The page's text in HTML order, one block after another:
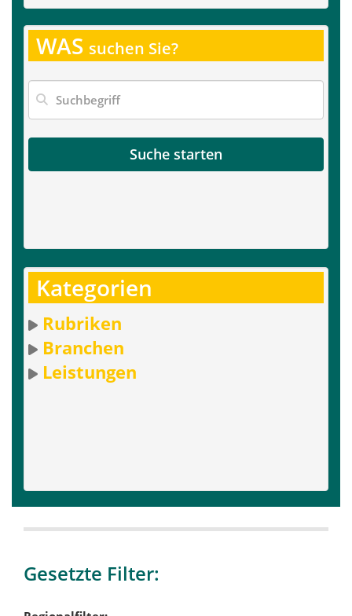
WAS suchen Sie?
Suche starten
Kategorien
Rubriken
Branchen
Leistungen
Gesetzte Filter: